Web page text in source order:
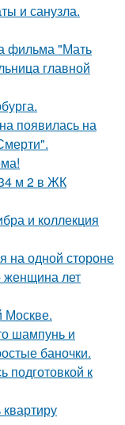
и санузла.
фильма "Мать
главной
появилась на
м 2 в ЖК
и коллекция
на одной стороне
женщина лет
Москве.
шампунь и
баночки.
подготовкой к